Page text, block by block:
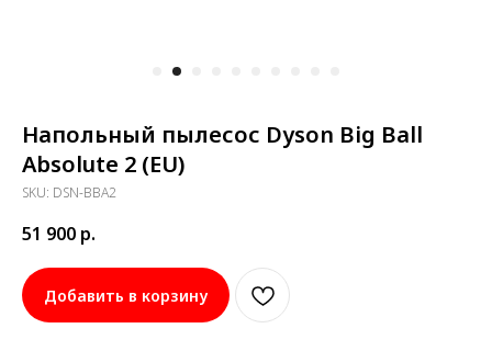
Напольный пылесос Dyson Big Ball
Absolute 2 (EU)
SKU: DSN-BBA2
51 900 р.
Добавить в корзину